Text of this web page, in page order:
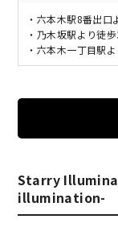
・六本木駅8番出口
・乃木坂駅より徒
・六本木一丁目駅
Starry
illumination-